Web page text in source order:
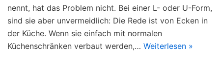
nennt, hat das Problem nicht. Bei einer L- oder U-Form,
sind sie aber unvermeidlich: Die Rede ist von Ecken in
der Küche. Wenn sie einfach mit normalen
Küchenschränken verbaut werden,… Weiterlesen »